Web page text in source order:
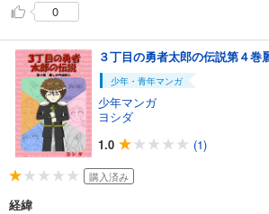
0
３丁目の勇者太郎の伝説第４巻
少年・青年マンガ
少年マンガ
ヨシダ
1.0
(1)
購入済み
経緯